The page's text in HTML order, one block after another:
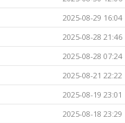
2025-08-29 16:04
2025-08-28 21:46
2025-08-28 07:24
2025-08-21 22:22
2025-08-19 23:01
2025-08-18 23:29